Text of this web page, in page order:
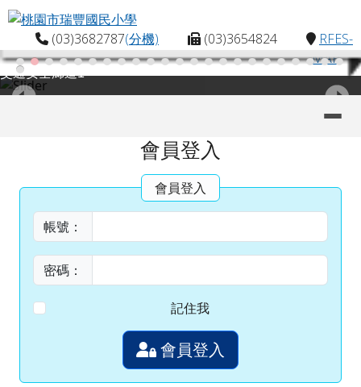
跳至主內容區
桃園市瑞豐國民小學
(03)3682787(分機) (03)3654824
RFES-
MAP
交通安全廊道1
會員登入
會員登入
帳號：
密碼：
記住我
會員登入